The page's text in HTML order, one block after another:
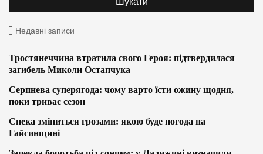
Недавні записи
Тростянеччина втратила свого Героя: підтвердилася
загибель Миколи Остапчука
Серпнева суперягода: чому варто їсти ожину щодня,
поки триває сезон
Спека зміниться грозами: якою буде погода на
Гайсинщині